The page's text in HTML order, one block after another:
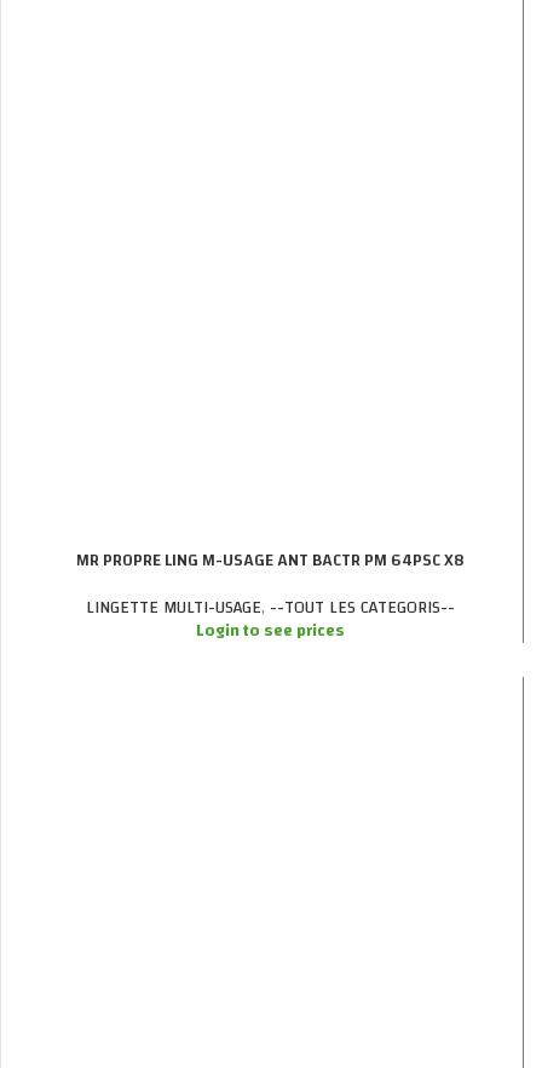
MR PROPRE LING M-USAGE ANT BACTR PM 64PSC X8
LINGETTE MULTI-USAGE, --TOUT LES CATEGORIS--
Login to see prices